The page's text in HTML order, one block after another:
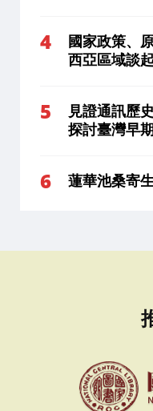
國家政策、
西亞區域談起
見證通訊歷
探討臺灣早
蓮華池桑寄